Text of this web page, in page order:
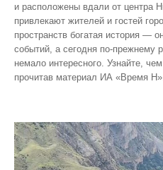
и расположены вдали от центра
привлекают жителей и гостей
пространств богатая история —
событий, а сегодня по‑прежнему
немало интересного. Узнайте,
прочитав материал ИА «Время Н».